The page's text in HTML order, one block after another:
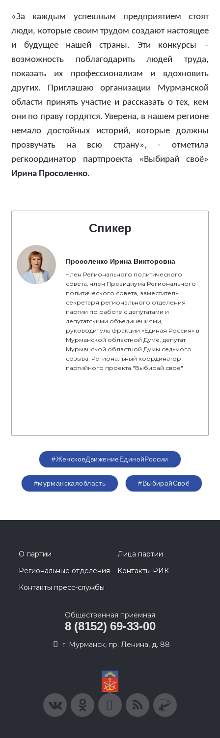
«За каждым успешным предприятием стоят
люди, которые своим трудом создают настоящее
и будущее нашей страны. Эти конкурсы –
возможность поблагодарить людей труда,
показать их профессионализм и вдохновить
других. Приглашаю организации Мурманской
области принять участие и рассказать о тех, кем
они по праву гордятся. Уверена, в нашем регионе
немало достойных историй, которые должны
прозвучать на всю страну», - отметила
регкоординатор партпроекта «Выбирай своё»
Ирина Просоленко.
Спикер
Просоленко Ирина Викторовна
Член Регионального политического
совета, член Президиума Регионального
политического совета, заместитель
секретаря регионального отделения
партии по работе с депутатами и
депутатскими объединениями,
руководитель фракции «Единая Россия» в
Мурманской областной Думе, депутат
Мурманской областной Думы седьмого
созыва, Региональный координатор
партийного проекта "Выбирай свое"
#ЖенскоеДвижениеЕдинойРоссии
#мурманскаяобласть #ВыбирайСвоё
О партии
Лица партии
Региональные отделения
Контакты РИК
Контакты пресс-службы
Общественная приемная
8 (8152) 69-33-00
г. Мурманск, пр. Ленина, д. 88